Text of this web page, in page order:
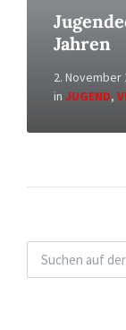
Jahren
2. November
in JUGEND,